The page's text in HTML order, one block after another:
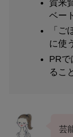
賀来
ベー
「ご
に使
PRで
るこ
芸